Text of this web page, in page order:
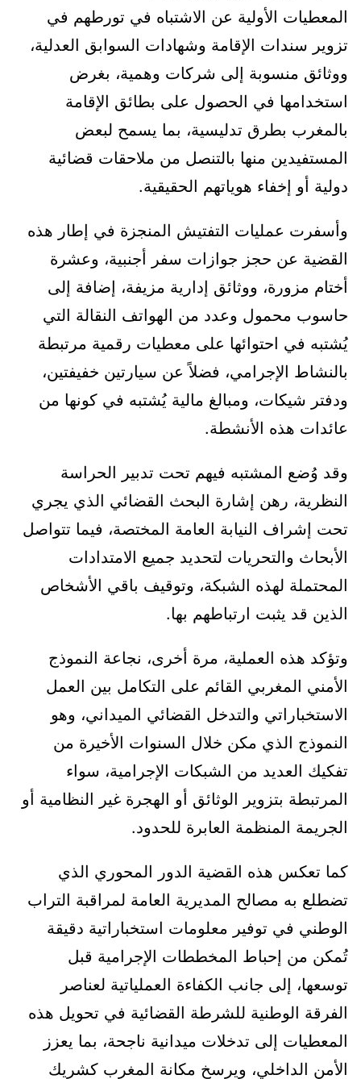
المعطيات الأولية عن الاشتباه في تورطهم في
تزوير سندات الإقامة وشهادات السوابق العدلية،
ووثائق منسوبة إلى شركات وهمية، بغرض
استخدامها في الحصول على بطائق الإقامة
بالمغرب بطرق تدليسية، بما يسمح لبعض
المستفيدين منها بالتنصل من ملاحقات قضائية
دولية أو إخفاء هوياتهم الحقيقية.
وأسفرت عمليات التفتيش المنجزة في إطار هذه
القضية عن حجز جوازات سفر أجنبية، وعشرة
أختام مزورة، ووثائق إدارية مزيفة، إضافة إلى
حاسوب محمول وعدد من الهواتف النقالة التي
يُشتبه في احتوائها على معطيات رقمية مرتبطة
بالنشاط الإجرامي، فضلاً عن سيارتين خفيفتين،
ودفتر شيكات، ومبالغ مالية يُشتبه في كونها من
عائدات هذه الأنشطة.
وقد وُضع المشتبه فيهم تحت تدبير الحراسة
النظرية، رهن إشارة البحث القضائي الذي يجري
تحت إشراف النيابة العامة المختصة، فيما تتواصل
الأبحاث والتحريات لتحديد جميع الامتدادات
المحتملة لهذه الشبكة، وتوقيف باقي الأشخاص
الذين قد يثبت ارتباطهم بها.
وتؤكد هذه العملية، مرة أخرى، نجاعة النموذج
الأمني المغربي القائم على التكامل بين العمل
الاستخباراتي والتدخل القضائي الميداني، وهو
النموذج الذي مكن خلال السنوات الأخيرة من
تفكيك العديد من الشبكات الإجرامية، سواء
المرتبطة بتزوير الوثائق أو الهجرة غير النظامية أو
الجريمة المنظمة العابرة للحدود.
كما تعكس هذه القضية الدور المحوري الذي
تضطلع به مصالح المديرية العامة لمراقبة التراب
الوطني في توفير معلومات استخباراتية دقيقة
تُمكن من إحباط المخططات الإجرامية قبل
توسعها، إلى جانب الكفاءة العملياتية لعناصر
الفرقة الوطنية للشرطة القضائية في تحويل هذه
المعطيات إلى تدخلات ميدانية ناجحة، بما يعزز
الأمن الداخلي، ويرسخ مكانة المغرب كشريك